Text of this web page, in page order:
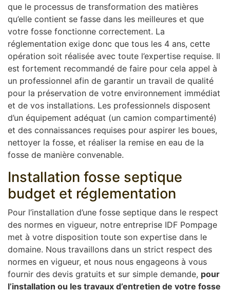
que le processus de transformation des matières
qu’elle contient se fasse dans les meilleures et que
votre fosse fonctionne correctement. La
réglementation exige donc que tous les 4 ans, cette
opération soit réalisée avec toute l’expertise requise. Il
est fortement recommandé de faire pour cela appel à
un professionnel afin de garantir un travail de qualité
pour la préservation de votre environnement immédiat
et de vos installations. Les professionnels disposent
d’un équipement adéquat (un camion compartimenté)
et des connaissances requises pour aspirer les boues,
nettoyer la fosse, et réaliser la remise en eau de la
fosse de manière convenable.
Installation fosse septique
budget et réglementation
Pour l’installation d’une fosse septique dans le respect
des normes en vigueur, notre entreprise IDF Pompage
met à votre disposition toute son expertise dans le
domaine. Nous travaillons dans un strict respect des
normes en vigueur, et nous nous engageons à vous
fournir des devis gratuits et sur simple demande, pour
l’installation ou les travaux d’entretien de votre fosse